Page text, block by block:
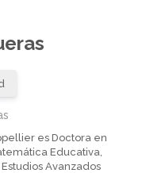
es Doctora en
Educativa,
Avanzados